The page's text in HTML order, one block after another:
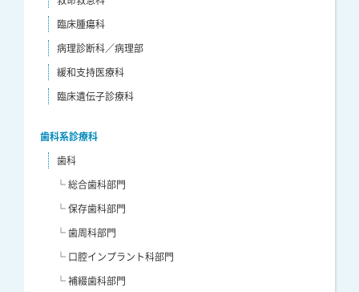
臨床腫瘍科
病理診断科／病理部
緩和支持医療科
臨床遺伝子診療科
歯科系診療科
歯科
└ 総合歯科部門
└ 保存歯科部門
└ 歯周科部門
└ 口腔インプラント科部門
└ 補綴歯科部門